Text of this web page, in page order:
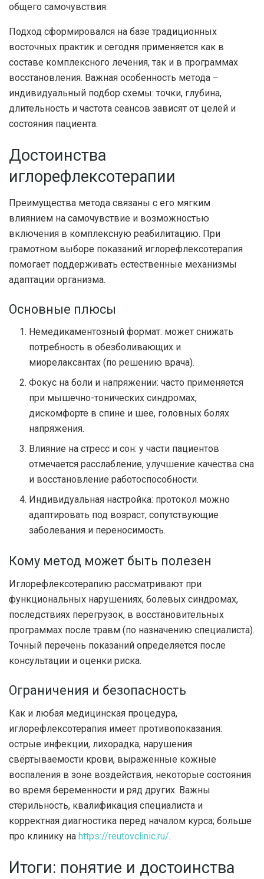
общего самочувствия.
Подход сформировался на базе традиционных
восточных практик и сегодня применяется как в
составе комплексного лечения, так и в программах
восстановления. Важная особенность метода –
индивидуальный подбор схемы: точки, глубина,
длительность и частота сеансов зависят от целей и
состояния пациента.
Достоинства
иглорефлексотерапии
Преимущества метода связаны с его мягким
влиянием на самочувствие и возможностью
включения в комплексную реабилитацию. При
грамотном выборе показаний иглорефлексотерапия
помогает поддерживать естественные механизмы
адаптации организма.
Основные плюсы
Немедикаментозный формат: может снижать
потребность в обезболивающих и
миорелаксантах (по решению врача).
Фокус на боли и напряжении: часто применяется
при мышечно-тонических синдромах,
дискомфорте в спине и шее, головных болях
напряжения.
Влияние на стресс и сон: у части пациентов
отмечается расслабление, улучшение качества сна
и восстановление работоспособности.
Индивидуальная настройка: протокол можно
адаптировать под возраст, сопутствующие
заболевания и переносимость.
Кому метод может быть полезен
Иглорефлексотерапию рассматривают при
функциональных нарушениях, болевых синдромах,
последствиях перегрузок, в восстановительных
программах после травм (по назначению специалиста).
Точный перечень показаний определяется после
консультации и оценки риска.
Ограничения и безопасность
Как и любая медицинская процедура,
иглорефлексотерапия имеет противопоказания:
острые инфекции, лихорадка, нарушения
свёртываемости крови, выраженные кожные
воспаления в зоне воздействия, некоторые состояния
во время беременности и ряд других. Важны
стерильность, квалификация специалиста и
корректная диагностика перед началом курса; больше
про клинику на https://reutovclinic.ru/.
Итоги: понятие и достоинства